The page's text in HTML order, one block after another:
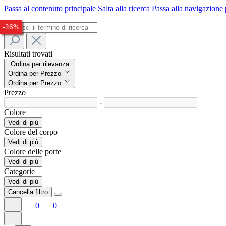
Passa al contenuto principale Salta alla ricerca Passa alla
Risultati trovati
Ordina per rilevanza
Ordina per Prezzo
Ordina per Prezzo
Prezzo
-
Colore
Vedi di più
Colore del corpo
Vedi di più
Colore delle porte
Vedi di più
Categorie
Vedi di più
Cancella filtro
0 0
-29%
-24%
-28%
-32%
-33%
-26%